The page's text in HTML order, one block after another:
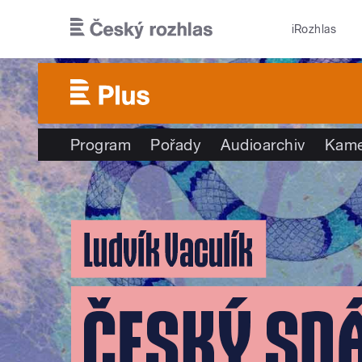
iRozhlas
Program Pořady Audioarchiv